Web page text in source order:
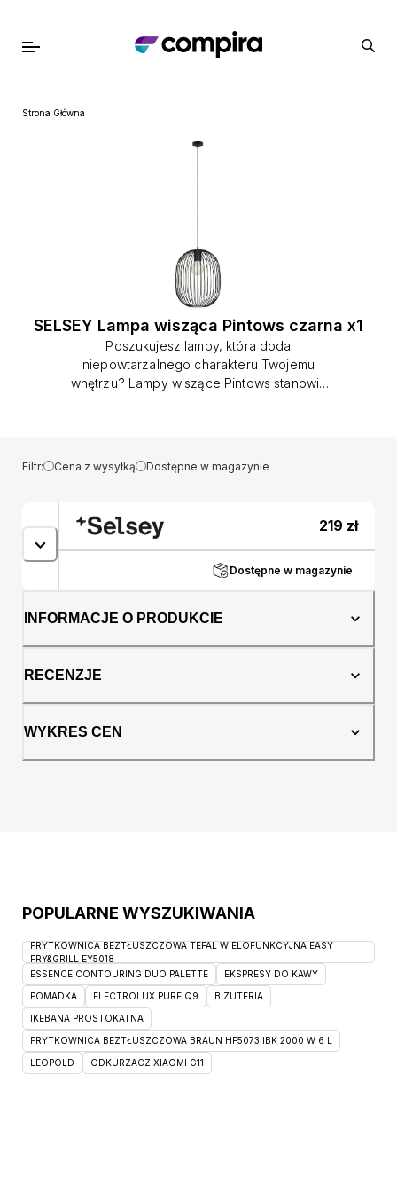
Strona Główna
SELSEY Lampa wisząca Pintows czarna x1
Poszukujesz lampy, która doda
niepowtarzalnego charakteru Twojemu
wnętrzu? Lampy wiszące Pintows stanowią
charakteru. Wykonana z wytrzymałej stali,
prezentuje się elegancko i solidnie,
aranżacji. Duży, owalny klosz w kolorze
czarnym dodaje lampie surowego uroku, a
jednocześnie tworzy unikalne efekty
oświetleniowe, ożywiając przestrzeń. Dzięki
swojemu minimalistycznemu i industrialnemu
się w trend nowoczesnego wzornictwa,
dodając pomieszczeniu charakteru i
materiał: stal, kolor: czarny, kształt klosza:
owalny, styl: minimalistyczny, industrialny,
wysokość, dzięki czemu długość lampy
można dostosować do własnych preferencji,
Filtr: Cena z wysyłką Dostępne w magazynie
219 zł
Dostępne w magazynie
INFORMACJE O PRODUKCIE
RECENZJE
WYKRES CEN
POPULARNE WYSZUKIWANIA
FRYTKOWNICA BEZTŁUSZCZOWA TEFAL WIELOFUNKCYJNA EASY
FRY&GRILL EY5018
ESSENCE CONTOURING DUO PALETTE
EKSPRESY DO KAWY
POMADKA ELECTROLUX PURE Q9 BIZUTERIA
IKEBANA PROSTOKATNA
FRYTKOWNICA BEZTŁUSZCZOWA BRAUN HF5073.IBK 2000 W 6 L
LEOPOLD ODKURZACZ XIAOMI G11